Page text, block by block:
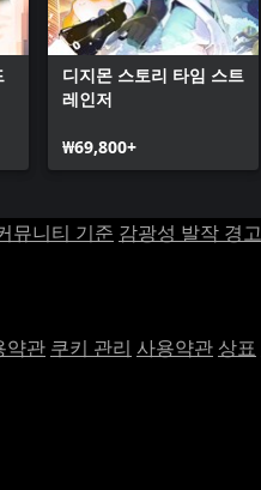
디지몬 스토리 타임 스트
레인저
₩69,800+
뮤니티 기준 감광성 발작 경고
약관 쿠키 관리 사용약관 상표